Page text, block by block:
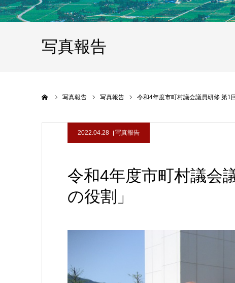
写真報告
写真報告 写真報告 令和4年度市町村議会議員研修 第1
2022.04.28 写真報告
令和4年度市町村議会
の役割」